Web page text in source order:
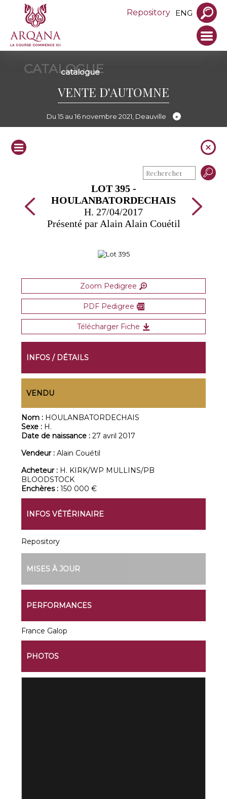
Repository ENG
CATALOGUE
catalogue
VENTE D'AUTOMNE
Du 15 au 16 novembre 2021, Deauville
LOT 395 -
HOULANBATORDECHAIS
H. 27/04/2017
Présenté par Alain Alain Couétil
Zoom Pedigree
PDF Pedigree
Télécharger Fiche
INFOS / DÉTAILS
VENDU
Nom : HOULANBATORDECHAIS
Sexe : H.
Date de naissance :27 avril 2017
Vendeur :Alain Couétil
Acheteur : H. KIRK/WP MULLINS/PB
BLOODSTOCK
Enchères :150 000 €
INFOS VÉTÉRINAIRE
Repository
MISES À JOUR
PERFORMANCES
France Galop
PHOTOS